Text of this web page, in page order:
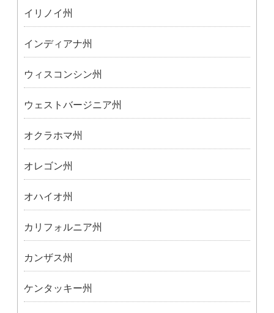
イリノイ州
インディアナ州
ウィスコンシン州
ウェストバージニア州
オクラホマ州
オレゴン州
オハイオ州
カリフォルニア州
カンザス州
ケンタッキー州